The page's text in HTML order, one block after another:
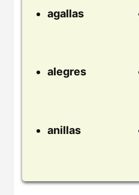
agallas
alegres
anillas